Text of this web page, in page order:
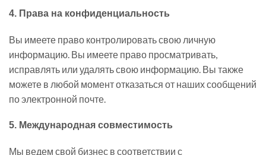
4. Права на конфиденциальность
Вы имеете право контролировать свою личную
информацию. Вы имеете право просматривать,
исправлять или удалять свою информацию. Вы также
можете в любой момент отказаться от наших сообщений
по электронной почте.
5. Международная совместимость
Мы ведем свой бизнес в соответствии с